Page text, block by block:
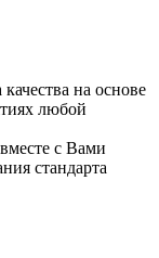
на основе
любой
с Вами
стандарта